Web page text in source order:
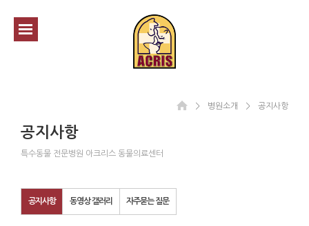
공지사항
특수동물 전문병원 아크리스 동물의료센터
＞ 병원소개 ＞ 공지사항
공지사항 동영상 갤러리 자주묻는 질문